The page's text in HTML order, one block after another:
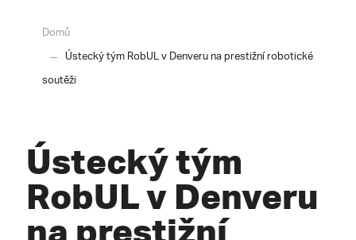
Domů
Ústecký tým RobUL v Denveru na prestižní robotické
soutěži
Ústecký tým
RobUL v Denveru
na prestižní